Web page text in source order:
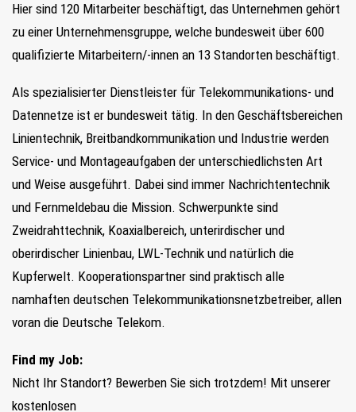
Hier sind 120 Mitarbeiter beschäftigt, das Unternehmen gehört
zu einer Unternehmensgruppe, welche bundesweit über 600
qualifizierte Mitarbeitern/-innen an 13 Standorten beschäftigt.
Als spezialisierter Dienstleister für Telekommunikations- und
Datennetze ist er bundesweit tätig. In den Geschäftsbereichen
Linientechnik, Breitbandkommunikation und Industrie werden
Service- und Montageaufgaben der unterschiedlichsten Art
und Weise ausgeführt. Dabei sind immer Nachrichtentechnik
und Fernmeldebau die Mission. Schwerpunkte sind
Zweidrahttechnik, Koaxialbereich, unterirdischer und
oberirdischer Linienbau, LWL-Technik und natürlich die
Kupferwelt. Kooperationspartner sind praktisch alle
namhaften deutschen Telekommunikationsnetzbetreiber, allen
voran die Deutsche Telekom.
Find my Job:
Nicht Ihr Standort? Bewerben Sie sich trotzdem! Mit unserer
kostenlosen